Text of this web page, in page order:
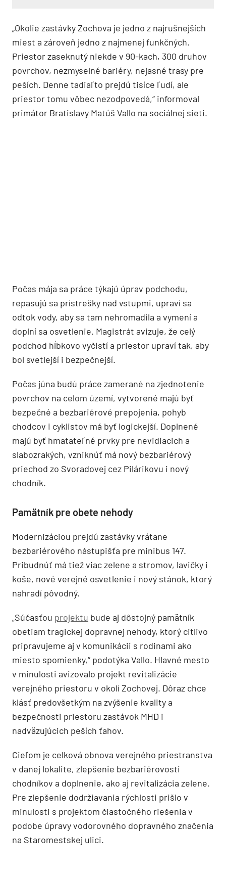
„Okolie zastávky Zochova je jedno z najrušnejších
miest a zároveň jedno z najmenej funkčných.
Priestor zaseknutý niekde v 90-kach, 300 druhov
povrchov, nezmyselné bariéry, nejasné trasy pre
peších. Denne tadiaľto prejdú tisíce ľudí, ale
priestor tomu vôbec nezodpovedá,“ informoval
primátor Bratislavy Matúš Vallo na sociálnej sieti.
Počas mája sa práce týkajú úprav podchodu,
repasujú sa prístrešky nad vstupmi, upraví sa
odtok vody, aby sa tam nehromadila a vymení a
doplní sa osvetlenie. Magistrát avizuje, že celý
podchod hĺbkovo vyčistí a priestor upraví tak, aby
bol svetlejší i bezpečnejší.
Počas júna budú práce zamerané na zjednotenie
povrchov na celom území, vytvorené majú byť
bezpečné a bezbariérové prepojenia, pohyb
chodcov i cyklistov má byť logickejší. Doplnené
majú byť hmatateľné prvky pre nevidiacich a
slabozrakých, vzniknúť má nový bezbariérový
priechod zo Svoradovej cez Pilárikovu i nový
chodník.
Pamätník pre obete nehody
Modernizáciou prejdú zastávky vrátane
bezbariérového nástupišťa pre minibus 147.
Pribudnúť má tiež viac zelene a stromov, lavičky i
koše, nové verejné osvetlenie i nový stánok, ktorý
nahradí pôvodný.
„Súčasťou projektu bude aj dôstojný pamätník
obetiam tragickej dopravnej nehody, ktorý citlivo
pripravujeme aj v komunikácii s rodinami ako
miesto spomienky,“ podotýka Vallo. Hlavné mesto
v minulosti avizovalo projekt revitalizácie
verejného priestoru v okolí Zochovej. Dôraz chce
klásť predovšetkým na zvýšenie kvality a
bezpečnosti priestoru zastávok MHD i
nadväzujúcich peších ťahov.
Cieľom je celková obnova verejného priestranstva
v danej lokalite, zlepšenie bezbariérovosti
chodníkov a doplnenie, ako aj revitalizácia zelene.
Pre zlepšenie dodržiavania rýchlosti prišlo v
minulosti s projektom čiastočného riešenia v
podobe úpravy vodorovného dopravného značenia
na Staromestskej ulici.